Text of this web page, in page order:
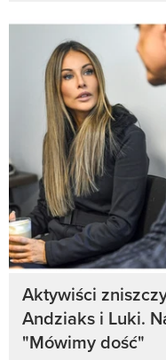
Aktywiści
Andziaks i Luki.
"Mówimy dość"